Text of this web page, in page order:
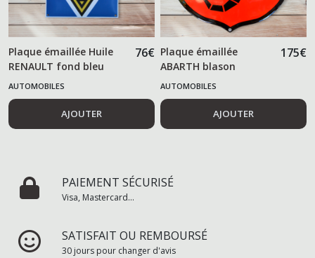
Plaque émaillée Huile
RENAULT fond bleu
76€
AUTOMOBILES
AJOUTER
Plaque émaillée
ABARTH blason
175€
AUTOMOBILES
AJOUTER
PAIEMENT SÉCURISÉ
Visa, Mastercard...
SATISFAIT OU REMBOURSÉ
30 jours pour changer d'avis